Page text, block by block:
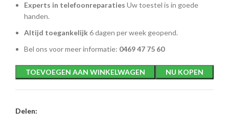
Experts in telefoonreparaties Uw toestel is in goede
handen.
Altijd toegankelijk6 dagen per week geopend.
Bel ons voor meer informatie: 0469 47 75 60
TOEVOEGEN AAN WINKELWAGEN NU KOPEN
Delen: